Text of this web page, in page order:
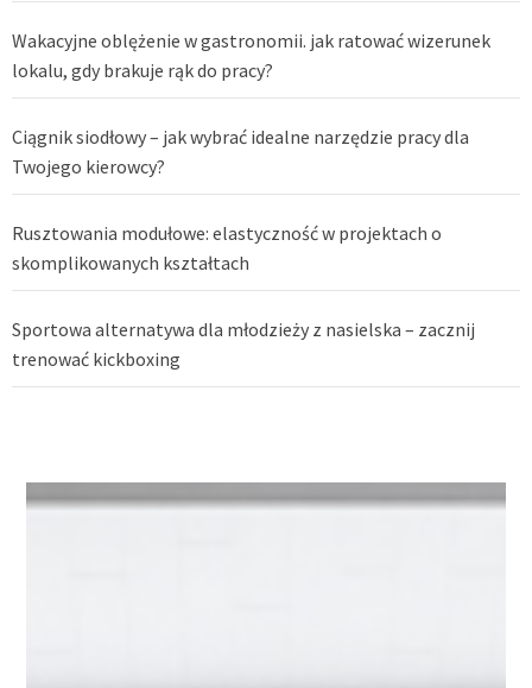
Wakacyjne oblężenie w gastronomii. jak ratować wizerunek
lokalu, gdy brakuje rąk do pracy?
Ciągnik siodłowy – jak wybrać idealne narzędzie pracy dla
Twojego kierowcy?
Rusztowania modułowe: elastyczność w projektach o
skomplikowanych kształtach
Sportowa alternatywa dla młodzieży z nasielska – zacznij
trenować kickboxing